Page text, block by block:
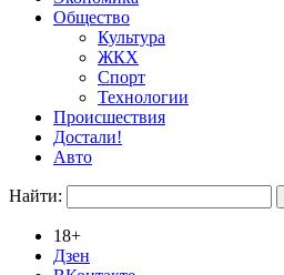
Общество
Культура
ЖКХ
Спорт
Технологии
Происшествия
Достали!
Авто
Найти:
18+
Дзен